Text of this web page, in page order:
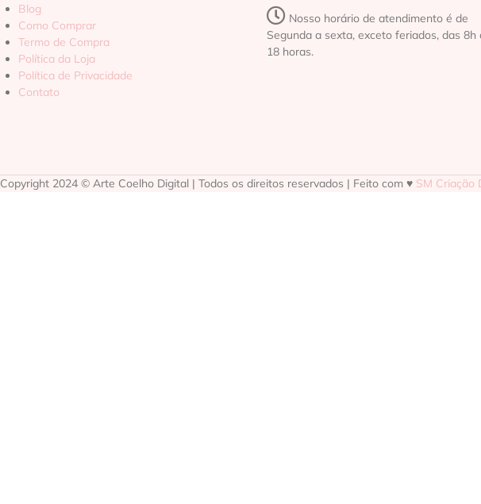
Blog
Como Comprar
Termo de Compra
Política da Loja
Política de Privacidade
Contato
Nosso horário de atendimento é de
Segunda a sexta, exceto feriados, das 8h
18 horas.
Copyright 2024 © Arte Coelho Digital | Todos os direitos reservados | Feito com ♥ SM Criação